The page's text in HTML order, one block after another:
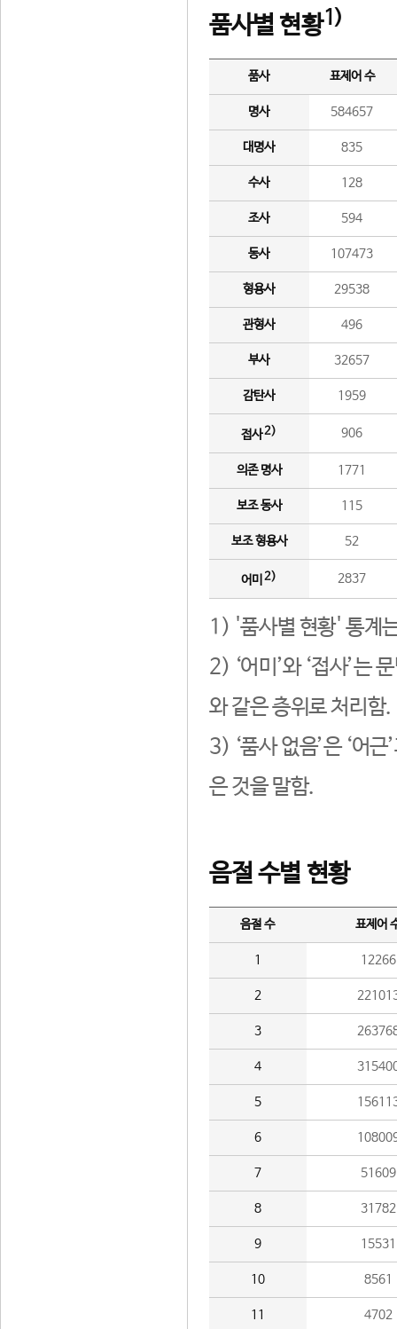
품사별 현황1)
품사 표제어 수
명사 584657
대명사 835
수사 128
조사 594
동사 107473
형용사 29538
관형사 496
부사 32657
감탄사 1959
접사2) 906
의존 명사 1771
보조 동사 115
보조 형용사 52
어미 2) 2837
1) '품사별 현황' 통계
2) ‘어미’와 ‘접사’는
와 같은 층위로 처리함.
3) ‘품사 없음’은 ‘어
은 것을 말함.
음절 수별 현황
음절 수 표제어
1 12266
2
3
4
5
6
7 51609
8 31782
9 15531
10 8561
11 4702